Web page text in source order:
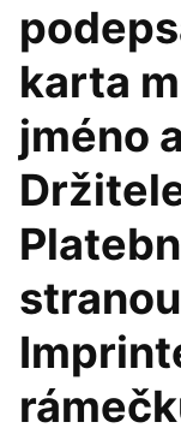
karta
jméno